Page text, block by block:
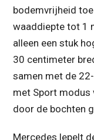
bodemvrijheid
waaddiepte tot 1
alleen een stuk
30 centimeter
samen met de
met Sport modus
door de bochten
Mercedes lepelt